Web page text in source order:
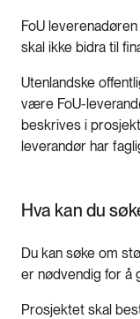
FoU
skal ikke bidra til
Utenlandske
være FoU-
beskrives i
leverandør har
Hva kan du
Du kan søke om
er nødvendig for å
Prosjektet skal